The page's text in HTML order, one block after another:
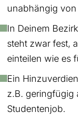
unabhängig
In Deinem
steht zwar fest,
einteilen wie es
Ein
z.B. geringfügig
Studentenjob.